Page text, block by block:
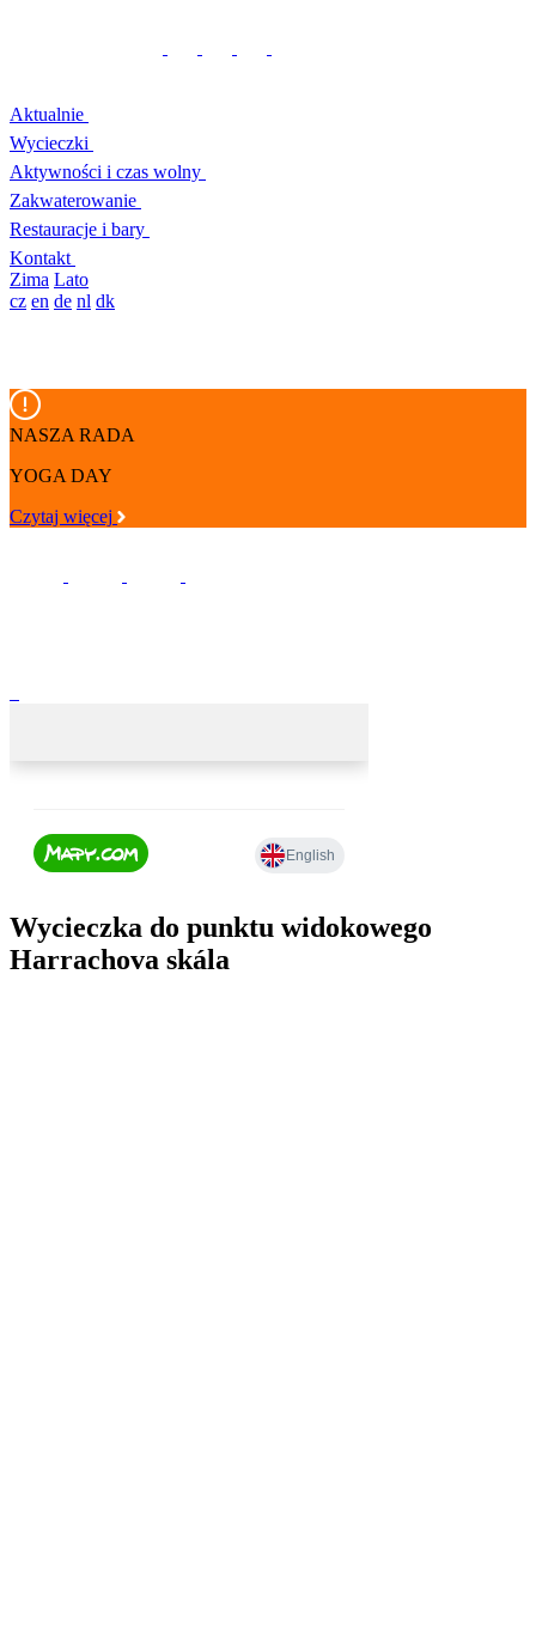
Aktualnie
Wycieczki
Aktywności i czas wolny
Zakwaterowanie
Restauracje i bary
Kontakt
Zima Lato
cz en de nl dk
NASZA RADA
YOGA DAY
Czytaj więcej
Wycieczka do punktu widokowego
Harrachova skála